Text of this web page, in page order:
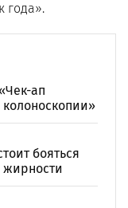
ап
бояться
года».